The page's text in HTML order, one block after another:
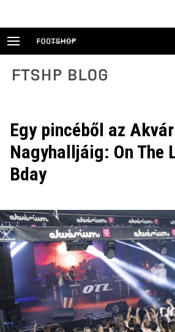
FTSHP blog
Egy pincéből az
Nagyhalljáig: On The
Bday